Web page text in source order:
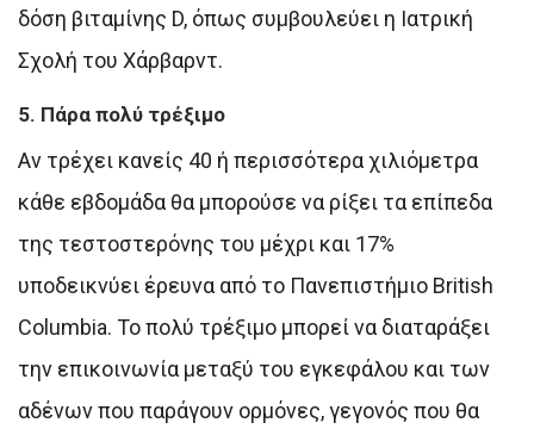
δόση βιταμίνης D, όπως συμβουλεύει η Ιατρική
Σχολή του Χάρβαρντ.
5. Πάρα πολύ τρέξιμο
Αν τρέχει κανείς 40 ή περισσότερα χιλιόμετρα
κάθε εβδομάδα θα μπορούσε να ρίξει τα επίπεδα
της τεστοστερόνης του μέχρι και 17%
υποδεικνύει έρευνα από το Πανεπιστήμιο British
Columbia. Το πολύ τρέξιμο μπορεί να διαταράξει
την επικοινωνία μεταξύ του εγκεφάλου και των
αδένων που παράγουν ορμόνες, γεγονός που θα